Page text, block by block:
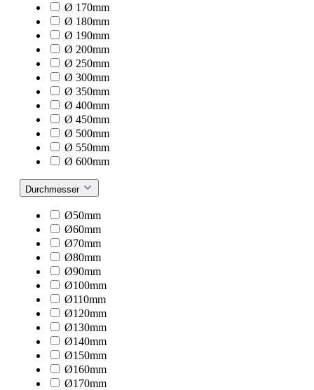
Ø 170mm
Ø 180mm
Ø 190mm
Ø 200mm
Ø 250mm
Ø 300mm
Ø 350mm
Ø 400mm
Ø 450mm
Ø 500mm
Ø 550mm
Ø 600mm
Durchmesser
Ø50mm
Ø60mm
Ø70mm
Ø80mm
Ø90mm
Ø100mm
Ø110mm
Ø120mm
Ø130mm
Ø140mm
Ø150mm
Ø160mm
Ø170mm